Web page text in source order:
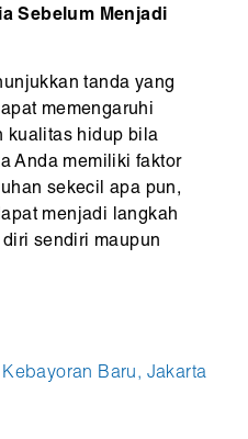
Sebelum Menjadi
tanda yang
memengaruhi
kualitas hidup bila
Anda memiliki faktor
sekecil apa pun,
menjadi langkah
sendiri maupun
Baru, Jakarta